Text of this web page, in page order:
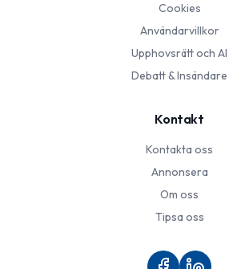
Cookies
Användarvillkor
Upphovsrätt och AI
Debatt & Insändare
Kontakt
Kontakta oss
Annonsera
Om oss
Tipsa oss